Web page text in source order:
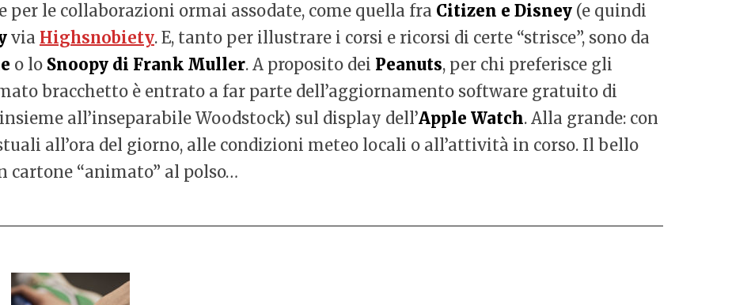
per le collaborazioni ormai assodate, come quella fra Citizen e Disney (e quindi
via Highsnobiety. E, tanto per illustrare i corsi e ricorsi di certe “strisce”, sono da
o lo Snoopy di Frank Muller. A proposito dei Peanuts, per chi preferisce gli
bracchetto è entrato a far parte dell’aggiornamento software gratuito di
all’inseparabile Woodstock) sul display dell’Apple Watch. Alla grande: con
all’ora del giorno, alle condizioni meteo locali o all’attività in corso. Il bello
cartone “animato” al polso…